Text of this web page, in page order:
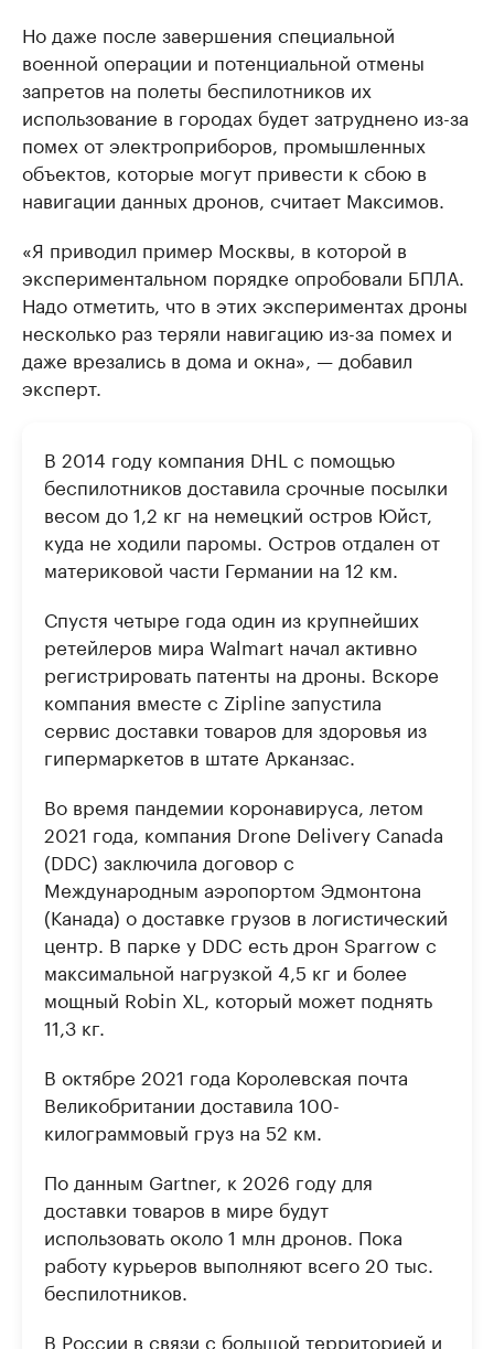
Но даже после завершения специальной
военной операции и потенциальной отмены
запретов на полеты беспилотников их
использование в городах будет затруднено из-за
помех от электроприборов, промышленных
объектов, которые могут привести к сбою в
навигации данных дронов, считает Максимов.
«Я приводил пример Москвы, в которой в
экспериментальном порядке опробовали БПЛА.
Надо отметить, что в этих экспериментах дроны
несколько раз теряли навигацию из-за помех и
даже врезались в дома и окна», — добавил
эксперт.
В 2014 году компания DHL с помощью
беспилотников доставила срочные посылки
весом до 1,2 кг на немецкий остров Юйст,
куда не ходили паромы. Остров отдален от
материковой части Германии на 12 км.
Спустя четыре года один из крупнейших
ретейлеров мира Walmart начал активно
регистрировать патенты на дроны. Вскоре
компания вместе с Zipline запустила
сервис доставки товаров для здоровья из
гипермаркетов в штате Арканзас.
Во время пандемии коронавируса, летом
2021 года, компания Drone Delivery Canada
(DDC) заключила договор с
Международным аэропортом Эдмонтона
(Канада) о доставке грузов в логистический
центр. В парке у DDC есть дрон Sparrow с
максимальной нагрузкой 4,5 кг и более
мощный Robin XL, который может поднять
11,3 кг.
В октябре 2021 года Королевская почта
Великобритании доставила 100-
килограммовый груз на 52 км.
По данным Gartner, к 2026 году для
доставки товаров в мире будут
использовать около 1 млн дронов. Пока
работу курьеров выполняют всего 20 тыс.
беспилотников.
В России в связи с большой территорией и